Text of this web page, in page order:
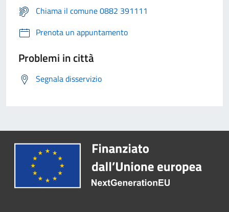
Chiama il comune 0882 391111
Prenota un appuntamento
Problemi in città
Segnala disservizio